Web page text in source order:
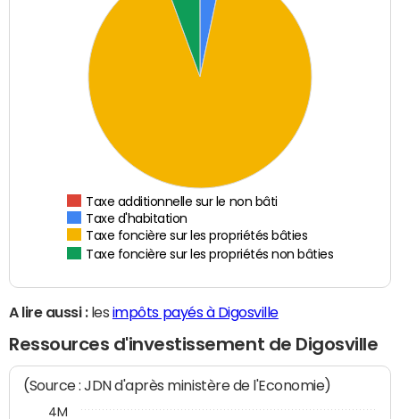
Taxe additionnelle sur le non bâti
Taxe d'habitation
Taxe foncière sur les propriétés bâties
Taxe foncière sur les propriétés non bâties
A lire aussi :les impôts payés à Digosville
Ressources d'investissement de Digosville
(Source : JDN d'après ministère de l'Economie)
4M